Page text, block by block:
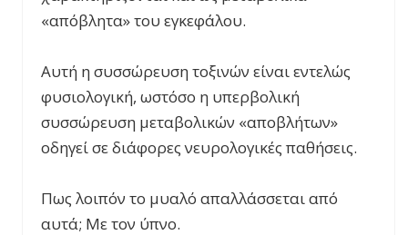
«απόβλητα» του εγκεφάλου.
Αυτή η συσσώρευση τοξινών είναι εντελώς
φυσιολογική, ωστόσο η υπερβολική
συσσώρευση μεταβολικών «αποβλήτων»
οδηγεί σε διάφορες νευρολογικές παθήσεις.
Πως λοιπόν το μυαλό απαλλάσσεται από
αυτά; Με τον ύπνο.